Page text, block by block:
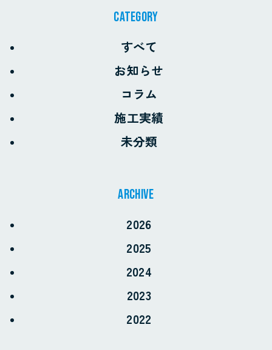
0968-57-7966
受付時間 8:30〜17:30
CATEGORY
すべて
お知らせ
コラム
施工実績
未分類
archive
2026
2025
2024
2023
2022